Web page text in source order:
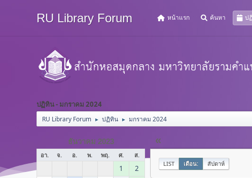
RU Library Forum หน้าแรก ค้นหา ป
ปฏิทิน - มกราคม 2024
RU Library Forum ► ปฏิทิน ► มกราคม 2024
ธันวาคม 2023
อา. จ. อ. พ. พฤ. ศ. ส.
1
2
«
LIST เดือน: สัปดาห์